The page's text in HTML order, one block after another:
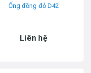
Ống đồng đỏ D42
Liên hệ